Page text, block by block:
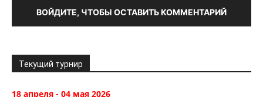
ВОЙДИТЕ, ЧТОБЫ ОСТАВИТЬ КОММЕНТАРИЙ
Текущий турнир
18 апреля - 04 мая 2026